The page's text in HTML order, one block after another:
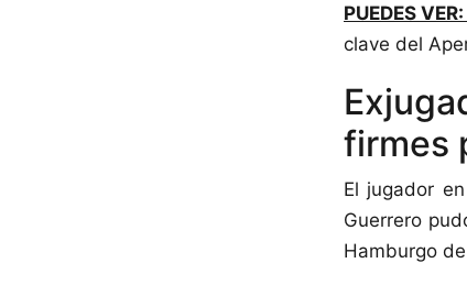
PUEDES VER:
clave del
firmes
El jugador
Guerrero
Hamburgo